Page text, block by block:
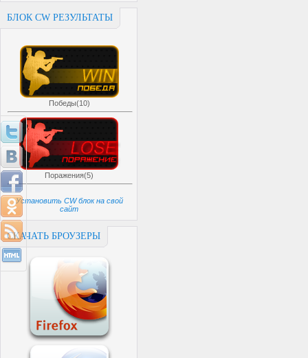
БЛОК CW РЕЗУЛЬТАТЫ
Победы(10)
Поражения(5)
Установить CW блок на свой
сайт
СКАЧАТЬ БРОУЗЕРЫ